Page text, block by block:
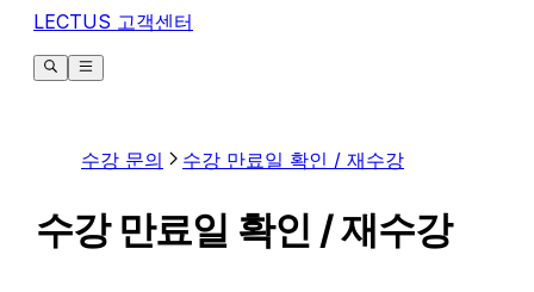
LECTUS 고객센터
수강 문의 수강 만료일 확인 / 재수강
수강 만료일 확인 / 재수강